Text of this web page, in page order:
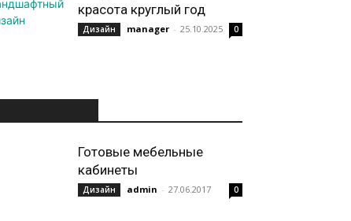
красота круглый год
Дизайн manager - 25.10.2025 0
Готовые мебельные
кабинеты
Дизайн admin - 27.06.2017 0